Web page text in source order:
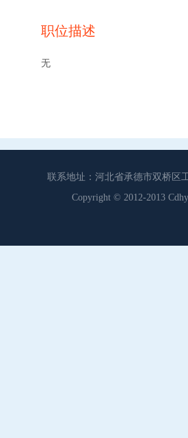
职位描述
无
联系地址：河北省承德市双桥区
Copyright © 2012-2013